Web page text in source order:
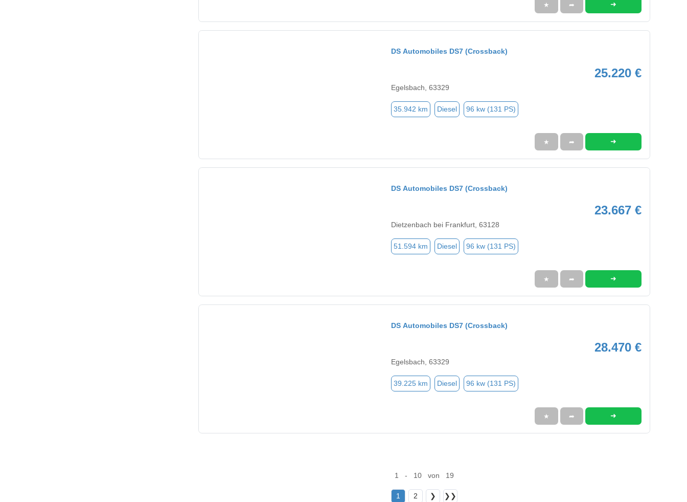
★ ➦ ➜
DS Automobiles DS7 (Crossback)
25.220 €
Egelsbach, 63329
35.942 km Diesel 96 kw (131 PS)
★ ➦ ➜
DS Automobiles DS7 (Crossback)
23.667 €
Dietzenbach bei Frankfurt, 63128
51.594 km Diesel 96 kw (131 PS)
★ ➦ ➜
DS Automobiles DS7 (Crossback)
28.470 €
Egelsbach, 63329
39.225 km Diesel 96 kw (131 PS)
★ ➦ ➜
1 - 10 von 19
1 2 ❯ ❯❯